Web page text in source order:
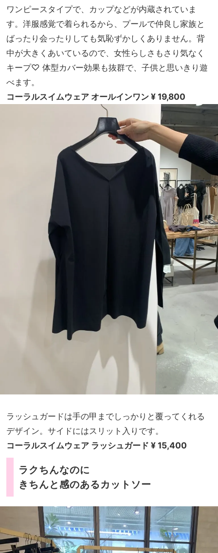
ワンピースタイプで、カップなどが内蔵されていま
す。洋服感覚で着られるから、プールで仲良し家族と
ばったり会ったりしても気恥ずかしくありません。背
中が大きくあいているので、女性らしさもさり気なく
キープ♡ 体型カバー効果も抜群で、子供と思いきり遊
べます。
コーラルスイムウェア オールインワン ¥ 19,800
ラッシュガードは手の甲までしっかりと覆ってくれる
デザイン。サイドにはスリット入りです。
コーラルスイムウェア ラッシュガード ¥ 15,400
ラクちんなのに
きちんと感のあるカットソー